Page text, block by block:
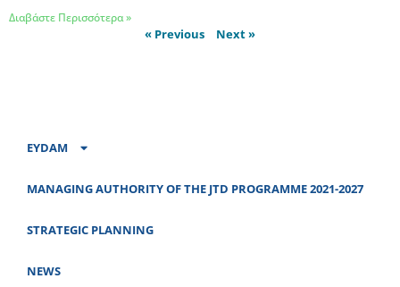
Διαβάστε Περισσότερα »
« Previous Next »
EYDAM
MANAGING AUTHORITY OF THE JTD PROGRAMME 2021-2027
STRATEGIC PLANNING
NEWS